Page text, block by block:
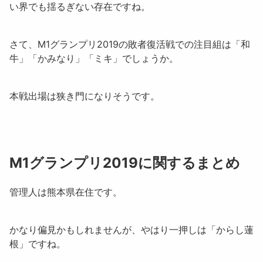
い界でも揺るぎない存在ですね。
さて、M1グランプリ2019の敗者復活戦での注目組は「和
牛 」「かみなり 」「 ミキ 」でしょうか。
本戦出場は狭き門になりそうです。
M1グランプリ2019に関するまとめ
管理人は熊本県在住です。
かなり偏見かもしれませんが、やはり一押しは「からし蓮
根 」ですね。